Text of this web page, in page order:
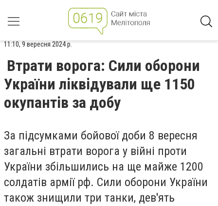
11:10, 9 вересня 2024 р.
Втрати ворога: Сили оборони
України ліквідували ще 1150
окупантів за добу
За підсумками бойової доби 8 вересня
загальні втрати ворога у війні проти
України збільшились на ще майже 1200
солдатів армії рф. Сили оборони України
також знищили три танки, дев'ять